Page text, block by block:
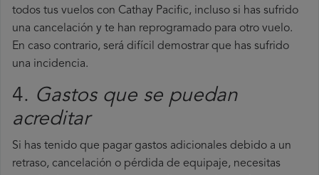
todos tus vuelos con Cathay Pacific, incluso si has sufrido
una cancelación y te han reprogramado para otro vuelo.
En caso contrario, será difícil demostrar que has sufrido
una incidencia.
4. Gastos que se puedan
acreditar
Si has tenido que pagar gastos adicionales debido a un
retraso, cancelación o pérdida de equipaje, necesitas